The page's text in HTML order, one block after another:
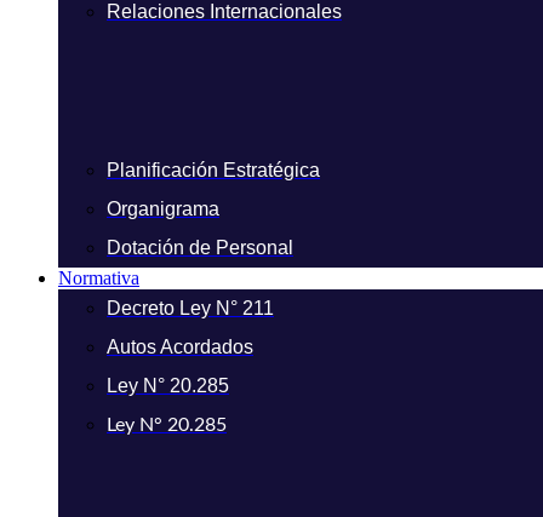
Relaciones Internacionales
Planificación Estratégica
Organigrama
Dotación de Personal
Normativa
Decreto Ley N° 211
Autos Acordados
Ley N° 20.285
Ley N° 20.285